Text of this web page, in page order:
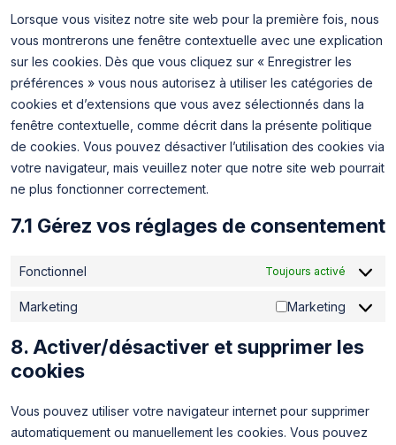
Lorsque vous visitez notre site web pour la première fois, nous
vous montrerons une fenêtre contextuelle avec une explication
sur les cookies. Dès que vous cliquez sur « Enregistrer les
préférences » vous nous autorisez à utiliser les catégories de
cookies et d’extensions que vous avez sélectionnés dans la
fenêtre contextuelle, comme décrit dans la présente politique
de cookies. Vous pouvez désactiver l’utilisation des cookies via
votre navigateur, mais veuillez noter que notre site web pourrait
ne plus fonctionner correctement.
7.1 Gérez vos réglages de consentement
Fonctionnel Toujours activé
Marketing Marketing
8. Activer/désactiver et supprimer les
cookies
Vous pouvez utiliser votre navigateur internet pour supprimer
automatiquement ou manuellement les cookies. Vous pouvez